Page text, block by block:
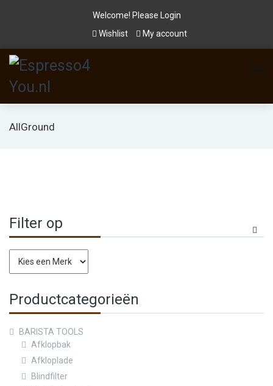
Welcome! Please
Login
Wishlist
My account
AllGround
Filter op
Productcategorieën
BARISTA TOOLS
Afklopbak
Afkloplade
Blindfilter